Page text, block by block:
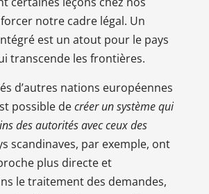
notre cadre légal. Un
est un atout pour le pays
transcende les frontières.
d’autres nations européennes
possible decréer un système qui
des autorités avec ceux des
scandinaves, par exemple, ont
plus directe et
le traitement des demandes,